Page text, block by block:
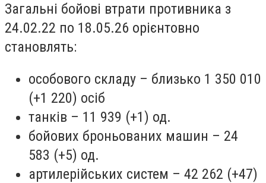
Загальні бойові втрати противника з
24.02.22 по 18.05.26 орієнтовно
становлять:
особового складу – близько 1 350 010
(+1 220) осіб
танків – 11 939 (+1) од.
бойових броньованих машин – 24
583 (+5) од.
артилерійських систем – 42 262 (+47)